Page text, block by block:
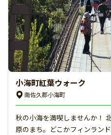
小海町紅葉ウォーク
南佐久郡小海町
秋の小海を満喫しませんか！
原のまち。どこかフィンラン